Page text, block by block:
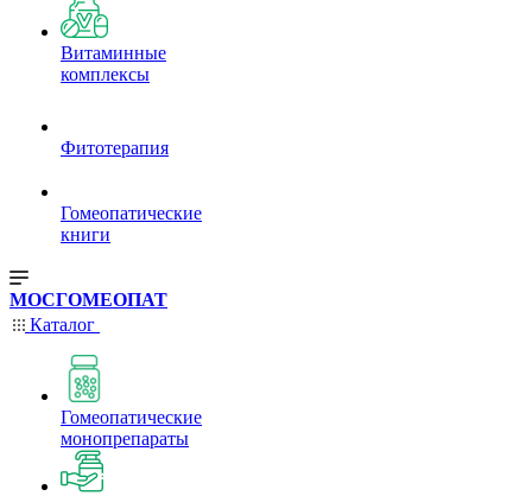
Витаминные
комплексы
Фитотерапия
Гомеопатические
книги
МОСГОМЕОПАТ
Каталог
Гомеопатические
монопрепараты